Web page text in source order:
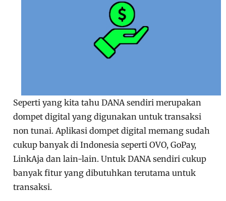
Seperti yang kita tahu DANA sendiri merupakan
dompet digital yang digunakan untuk transaksi
non tunai. Aplikasi dompet digital memang sudah
cukup banyak di Indonesia seperti OVO, GoPay,
LinkAja dan lain-lain. Untuk DANA sendiri cukup
banyak fitur yang dibutuhkan terutama untuk
transaksi.